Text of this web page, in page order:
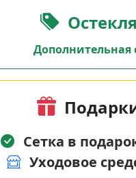
Дополнительная
Сетка в
Уходовое